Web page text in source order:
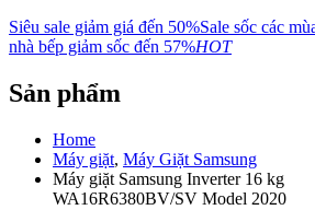
Siêu sale giảm giá đến 50%Sale sốc các
nhà bếp giảm sốc đến 57%HOT
Sản phẩm
Home
Máy giặt, Máy Giặt Samsung
Máy giặt Samsung Inverter 16 kg
WA16R6380BV/SV Model 2020